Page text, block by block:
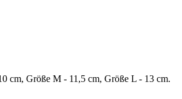
cm, Größe M - 11,5 cm, Größe L - 13 cm.